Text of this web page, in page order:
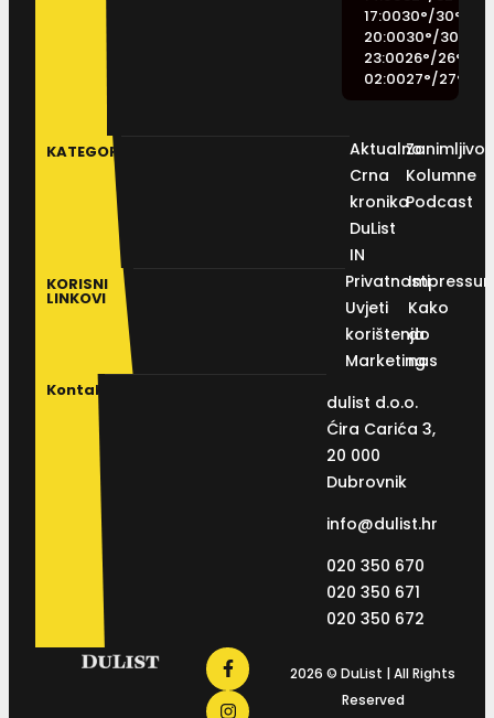
17:0030°/30°
20:0030°/30
23:0026°/26°
02:0027°/27°
KATEGORIJE
Aktualno
Crna
kronika
DuList
IN
Kolumne
Podcast
KORISNI
LINKOVI
Privatnosti
Uvjeti
korištenja
Marketing
Kako
do
nas
Kontakt
dulist d.o.o.
Ćira Carića 3,
20 000
Dubrovnik
info@dulist.hr
020 350 670
020 350 671
020 350 672
2026 © DuList | All Rights
Reserved